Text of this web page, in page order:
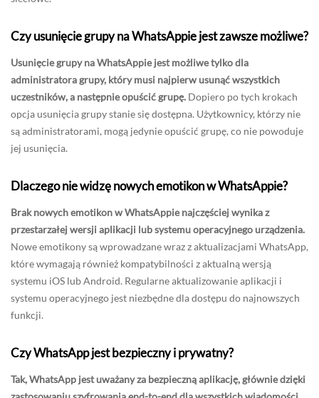
Czy usunięcie grupy na WhatsAppie jest zawsze możliwe?
Usunięcie grupy na WhatsAppie jest możliwe tylko dla
administratora grupy, który musi najpierw usunąć wszystkich
uczestników, a następnie opuścić grupę. Dopiero po tych krokach
opcja usunięcia grupy stanie się dostępna. Użytkownicy, którzy nie
są administratorami, mogą jedynie opuścić grupę, co nie powoduje
jej usunięcia.
Dlaczego nie widzę nowych emotikon w WhatsAppie?
Brak nowych emotikon w WhatsAppie najczęściej wynika z
przestarzałej wersji aplikacji lub systemu operacyjnego urządzenia.
Nowe emotikony są wprowadzane wraz z aktualizacjami WhatsApp,
które wymagają również kompatybilności z aktualną wersją
systemu iOS lub Android. Regularne aktualizowanie aplikacji i
systemu operacyjnego jest niezbędne dla dostępu do najnowszych
funkcji.
Czy WhatsApp jest bezpieczny i prywatny?
Tak, WhatsApp jest uważany za bezpieczną aplikację, głównie dzięki